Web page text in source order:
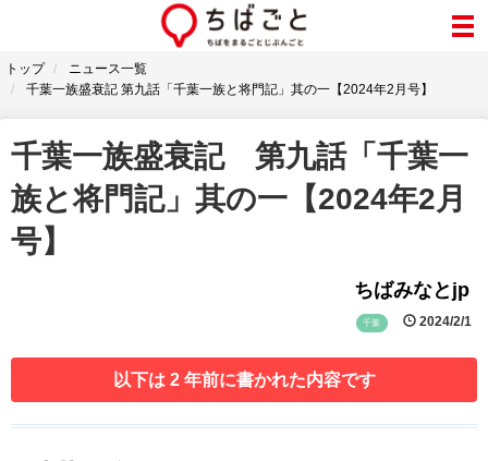
トップ
ニュース一覧
千葉一族盛衰記 第九話「千葉一族と将門記」其の一【2024年2月号】
千葉一族盛衰記 第九話「千葉一
族と将門記」其の一【2024年2月
号】
ちばみなとjp
千葉 2024/2/1
以下は 2 年前に書かれた内容です